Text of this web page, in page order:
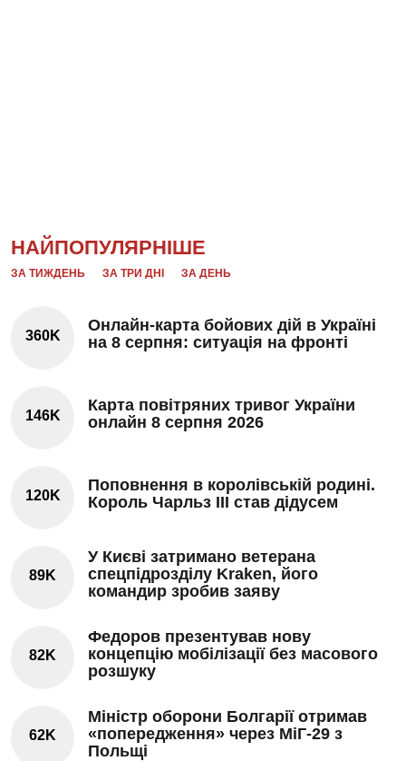
НАЙПОПУЛЯРНІШЕ
ЗА ТИЖДЕНЬ ЗА ТРИ ДНІ ЗА ДЕНЬ
360K
Онлайн-карта бойових дій в Україні
на 8 серпня: ситуація на фронті
146K
Карта повітряних тривог України
онлайн 8 серпня 2026
120K
Поповнення в королівській родині.
Король Чарльз III став дідусем
89K
У Києві затримано ветерана
спецпідрозділу Kraken, його
командир зробив заяву
82K
Федоров презентував нову
концепцію мобілізації без масового
розшуку
62K
Міністр оборони Болгарії отримав
«попередження» через МіГ-29 з
Польщі